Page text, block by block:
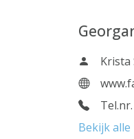
Krista
Bekijk